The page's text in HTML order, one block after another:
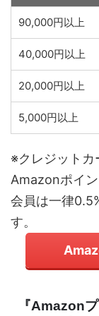
90,000円以上
40,000円以上
20,000円以上
5,000円以上
※クレジットカ
Amazonポイ
会員は一律
す。
『Amazon